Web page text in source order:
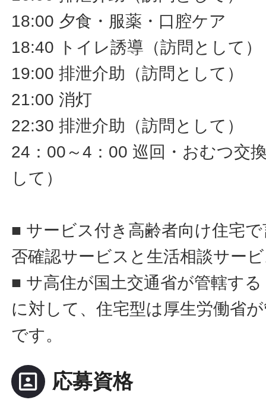
18:00 夕食・服薬・口腔ケア
18:40 トイレ誘導（訪問として）
19:00 排泄介助（訪問として）
21:00 消灯
22:30 排泄介助（訪問として）
24：00～4：00 巡回・おむつ交
して）
■ サービス付き高齢者向け住宅
否確認サービスと生活相談サー
■ サ高住が国土交通省が管轄す
に対して、住宅型は厚生労働省
です。
portrait 応募資格